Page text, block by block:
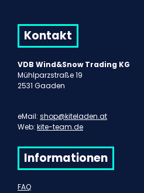
Kontakt
VDB Wind&Snow Trading KG
Mühlparzstraße 19
2531 Gaaden
eMail: shop@kiteladen.at
Web: kite-team.de
Informationen
FAQ